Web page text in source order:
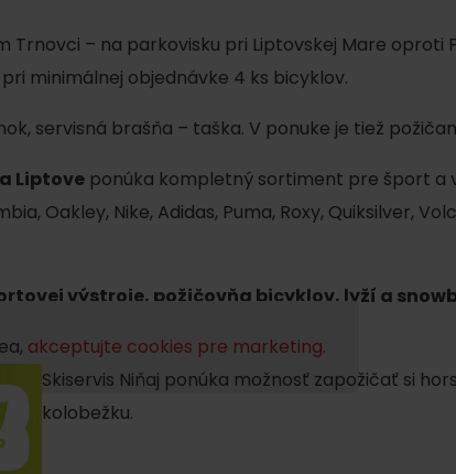
Pravidlá pobytu na
horách
Trnovci – na parkovisku pri Liptovskej Mare
minimálnej objednávke 4 ks bicyklov.
servisná brašňa – taška. V ponuke je tiež
Liptove ponúka kompletný sortiment pre šport a
Oakley, Nike, Adidas, Puma, Roxy, Quiksilver,
výstroje, požičovňa bicyklov, lyží a
akceptujte cookies pre marketing.
Skiservis Niňaj ponúka možnosť zapožičať si
kolobežku.